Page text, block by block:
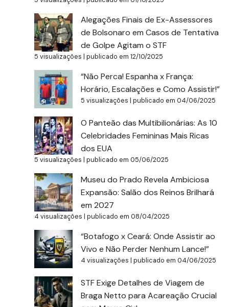
Alegações Finais de Ex-Assessores
de Bolsonaro em Casos de Tentativa
de Golpe Agitam o STF
5 visualizações |publicado em 12/10/2025
“Não Perca! Espanha x França:
Horário, Escalações e Como Assistir!”
5 visualizações |publicado em 04/06/2025
O Panteão das Multibilionárias: As 10
Celebridades Femininas Mais Ricas
dos EUA
5 visualizações |publicado em 05/06/2025
Museu do Prado Revela Ambiciosa
Expansão: Salão dos Reinos Brilhará
em 2027
4 visualizações |publicado em 08/04/2025
“Botafogo x Ceará: Onde Assistir ao
Vivo e Não Perder Nenhum Lance!”
4 visualizações |publicado em 04/06/2025
STF Exige Detalhes de Viagem de
Braga Netto para Acareação Crucial